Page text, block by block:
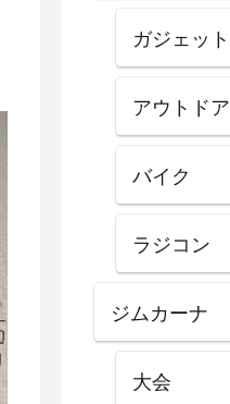
ガジェット
アウトドア
バイク
ラジコン
ジムカーナ
大会